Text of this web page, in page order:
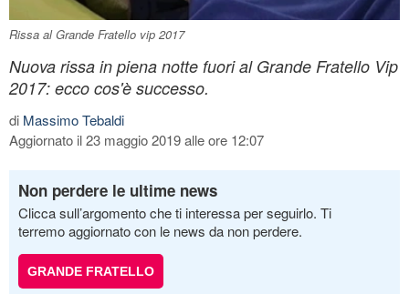
Rissa al Grande Fratello vip 2017
Nuova rissa in piena notte fuori al Grande Fratello Vip
2017: ecco cos'è successo.
di Massimo Tebaldi
Aggiornato il 23 maggio 2019 alle ore 12:07
Non perdere le ultime news
Clicca sull’argomento che ti interessa per seguirlo. Ti
terremo aggiornato con le news da non perdere.
GRANDE FRATELLO